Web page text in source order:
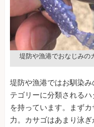
堤防や漁港でおなじみの
堤防や漁港ではお馴染
テゴリーに分類される
を持っています。まず
力。カサゴはあまり泳